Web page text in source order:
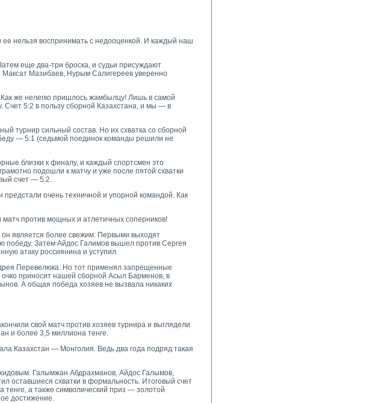
нельзя воспринимать с недооценкой. И каждый наш
еще два-три броска, и судьи присуждают
Мазибаев, Нурым Салигереев уверенно
же нелегко пришлось жамбылцу! Лишь в самой
Счет 5:2 в пользу сборной Казахстана, и мы — в
турнир сильный состав. Но их схватка со сборной
— 5:1 (седьмой поединок команды решили не
близки к финалу, и каждый спортсмен это
подошли к матчу и уже после пятой схватки
счет — 5:2.
очень техничной и упорной командой. Как
против мощных и атлетичных соперников!
он является более свежим. Первыми выходят
победу. Затем Айдос Галимов вышел против Сергея
атаку россиянина и уступил.
Перевелюка. Но тот применял запрещенные
приносит нашей сборной Асыл Барменов, в
А общая победа хозяев не вызвала никаких
свой матч против хозяев турнира и выглядели
и более 3,5 миллиона тенге.
Казахстан — Монголия. Ведь два года подряд такая
Галымжан Абдрахманов, Айдос Галымов,
оставшиеся схватки в формальность. Итоговый счет
а также символический приз — золотой
достижение.